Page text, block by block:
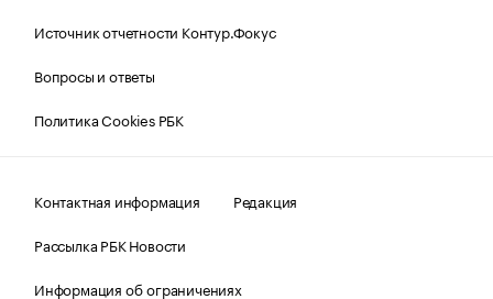
Источник отчетности Контур.Фокус
Вопросы и ответы
Политика Cookies РБК
Контактная информация
Редакция
Рассылка РБК Новости
Информация об ограничениях